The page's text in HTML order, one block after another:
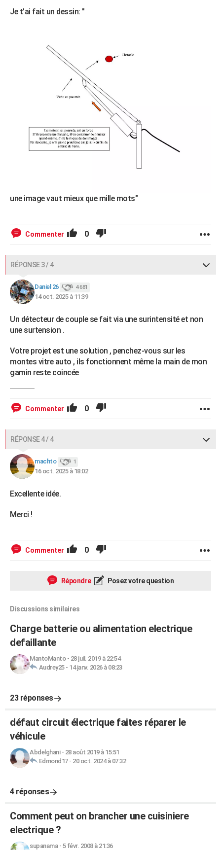
Je t'ai fait un dessin: "
une image vaut mieux que mille mots"
Commenter 0
RÉPONSE 3 / 4
Daniel 26 4 681
14 oct. 2025 à 11:39
Un détecteur de couple se fait via une surintensité et non
une surtension .
Votre projet est une solution , penchez-vous sur les
montes vitre auto , ils fonctionnent même la main de mon
gamin reste coincée
Commenter 0
RÉPONSE 4 / 4
machto 1
16 oct. 2025 à 18:02
Excellente idée.
Merci !
Commenter 0
Répondre Posez votre question
Discussions similaires
Charge batterie ou alimentation electrique
defaillante
MantoManto- 28 juil. 2019 à 22:54
Audrey25- 14 janv. 2026 à 08:23
23 réponses
défaut circuit électrique faites réparer le
véhicule
Abdelghani- 28 août 2019 à 15:51
Edmond17- 20 oct. 2024 à 07:32
4 réponses
Comment peut on brancher une cuisiniere
electrique ?
supanama- 5 févr. 2008 à 21:36